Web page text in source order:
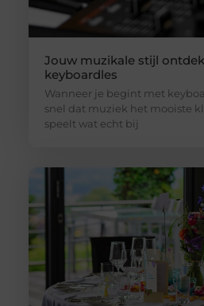
Jouw muzikale stijl
keyboardles
Wanneer je begint met
snel dat muziek het mooiste
speelt wat echt bij